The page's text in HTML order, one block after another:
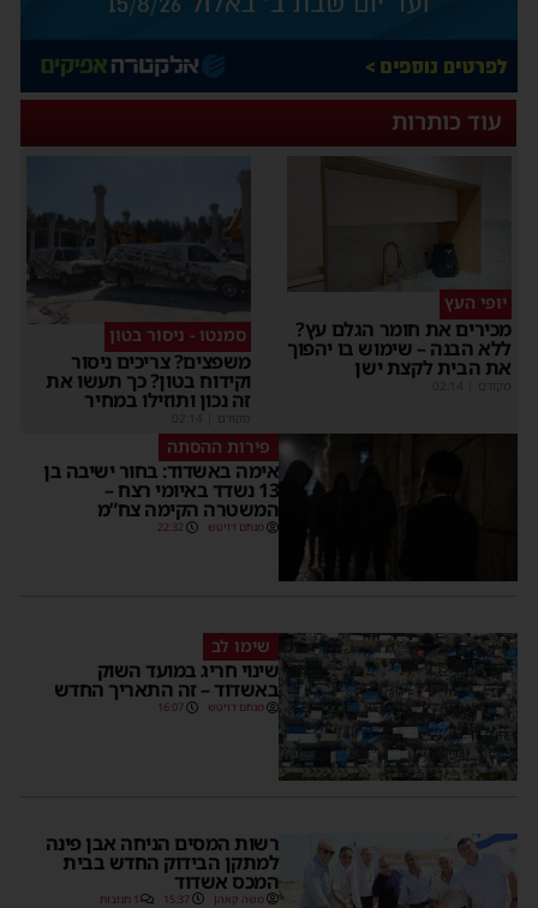
עוד כותרות
יופי העץ
מכירים את חומר הגלם עץ?
ללא הבנה – שימוש בו יהפוך
את הבית לקצת ישן
מקודם
סמנטו - ניסור בטון
משפצים? צריכים ניסור
וקידוח בטון? כך תעשו את
זה נכון ותוזילו במחיר
מקודם
פירות ההסתה
אימה באשדוד: בחור ישיבה בן
13 נשדד באיומי רצח –
המשטרה הקימה צח”מ
מנחם דויטש 22:32
שימו לב
שינוי חריג במועד השוק
באשדוד – זה התאריך החדש
מנחם דויטש 16:07
רשות המסים הניחה אבן פינה
למתקן הבידוק החדש בבית
המכס אשדוד
משה קאהן 15:37 1 תגובות